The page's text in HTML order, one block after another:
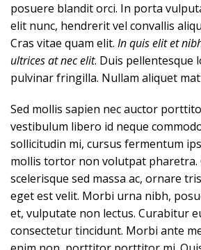
posuere blandit orci. In porta
elit nunc, hendrerit vel convallis
Cras vitae quam elit. In quis elit et
ultrices at nec elit. Duis pellentesque
pulvinar fringilla. Nullam aliquet
Sed mollis sapien nec auctor
vestibulum libero id neque
sollicitudin mi, cursus fermentum
mollis tortor non volutpat pharetra.
scelerisque sed massa ac, ornare
eget est velit. Morbi urna nibh,
et, vulputate non lectus. Curabitur
consectetur tincidunt. Morbi ante